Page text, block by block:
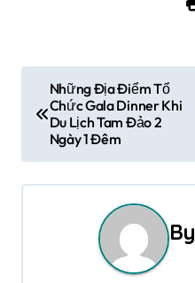
ề
u
Những Địa Điểm Tổ
Chức Gala Dinner Khi
Du Lịch Tam Đảo 2
Ngày 1 Đêm
By